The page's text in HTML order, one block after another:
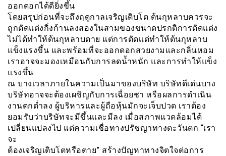
ออกดอกได้ดียิ่งขึ้น
โดยสรุปก่อนที่จะถึงฤดูกาลเจริญเติบโต ต้นกุหลาบควรจะ
ถูกตัดแต่งกิ่งก้านลงสองในสามของขนาดปรกติการตัดแต่ง
ไม่ได้ทำให้ต้นกุหลาบตาย แต่การตัดเเต่ทำให้ต้นกุหลาบ
แข็งแรงขึ้น และพร้อมที่จะออกดอกสวยงามและกลิ่นหอม
เราอาจจะมองเหมือนกับการลดน้ำหนัก และการทำให้แข็ง
แรงขึ้น
ณ บางเวลาภายในความเป็นมาของบริษัท บริษัทดีเด่นบาง
บริษัทอาจจะต้องเผชิญกับการเฉื่อยชา หรือผลการดำเนิน
งานตกต่ำลง ผู้บริหารและผู้ถือหุ้นมักจะเจ็บปวด เราต้อง
ยอมรับว่าบริษัทจะมีขึ้นและมีลง เมื่อสภาพแวดล้อมได้
เปลี่ยนแปลงไป แต่ความเชื่อทางปรัชญาทางตะวันตก “เรา
จะ
ต้องเจริญเติบโตหรือตาย” สร้างปัญหาทางจิตใจต่อการ